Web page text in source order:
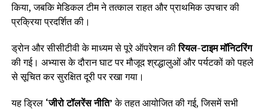
किया, जबकि मेडिकल टीम ने तत्काल राहत और प्राथमिक उपचार की
प्रक्रिया प्रदर्शित की।
ड्रोन और सीसीटीवी के माध्यम से पूरे ऑपरेशन कीरियल-टाइम मॉनिटरिंग
की गई। अभ्यास के दौरान घाट पर मौजूद श्रद्धालुओं और पर्यटकों को पहले
से सूचित कर सुरक्षित दूरी पर रखा गया।
यह ड्रिल ‘जीरो टॉलरेंस नीति’के तहत आयोजित की गई, जिसमें सभी